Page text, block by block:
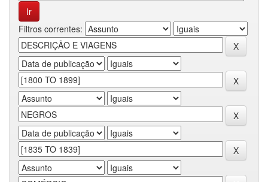
Filtros correntes: